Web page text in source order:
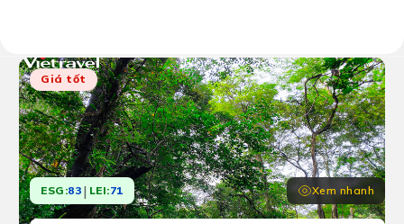
Giá tốt
ESG:83 | LEI:71 Xem nhanh